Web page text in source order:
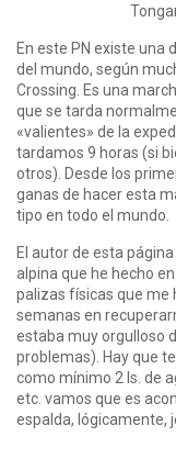
En este PN existe una
del mundo, según
Crossing. Es una
que se tarda
«valientes» de la
tardamos 9 horas (si
otros). Desde los
ganas de hacer esta
tipo en todo el mundo.
El autor de esta
alpina que he hecho
palizas físicas que me
semanas en
estaba muy orgulloso
problemas). Hay que
como mínimo 2 ls. de
etc. vamos que es
espalda, lógicamente,